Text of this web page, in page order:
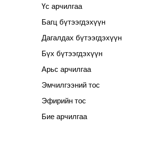
Үс арчилгаа
Багц бүтээгдэхүүн
Дагалдах бүтээгдэхүүн
Бүх бүтээгдэхүүн
Арьс арчилгаа
Эмчилгээний тос
Эфирийн тос
Бие арчилгаа